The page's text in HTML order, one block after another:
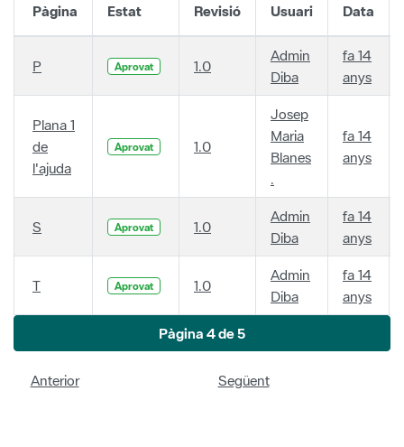
Pàgina Estat Revisió Usuari Data
P Aprovat 1.0
Admin
Diba
fa 14
anys
Plana 1
de
l'ajuda
Aprovat 1.0
Josep
Maria
Blanes
.
fa 14
anys
S Aprovat 1.0
Admin
Diba
fa 14
anys
T Aprovat 1.0
Admin
Diba
fa 14
anys
Pàgina 4 de 5
Anterior Següent